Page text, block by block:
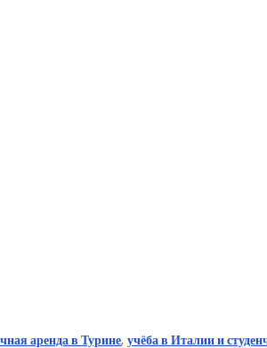
аренда в Турине, учёба в Италии и